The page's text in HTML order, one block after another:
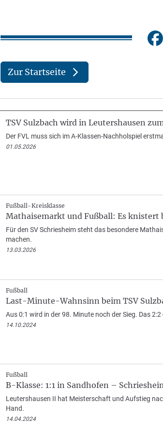
Zur Startseite
TSV Sulzbach wird in Leutershausen
Der FVL muss sich im A-Klassen-Nachholspiel
01.05.2026
Fußball-Kreisklasse
Mathaisemarkt und Fußball: Es knistert
Für den SV Schriesheim steht das besondere
machen.
13.03.2026
Fußball
Last-Minute-Wahnsinn beim TSV
Aus 0:1 wird in der 98. Minute noch der Sieg. Das
14.10.2024
Fußball
B-Klasse: 1:1 in Sandhofen –
Leutershausen II hat Meisterschaft und Aufstieg
Hand.
14.04.2024